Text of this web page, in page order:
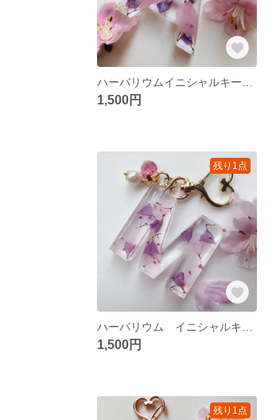
1,500円
残り1点
1,500円
残り1点